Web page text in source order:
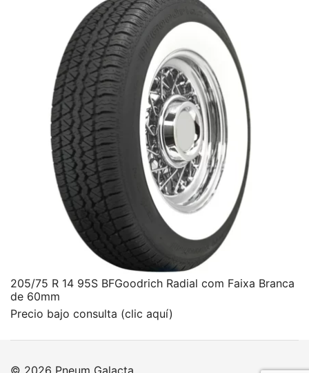
205/75 R 14 95S BFGoodrich Radial com Faixa Branca
de 60mm
Precio bajo consulta (clic aquí)
© 2026 Pneum Galacta